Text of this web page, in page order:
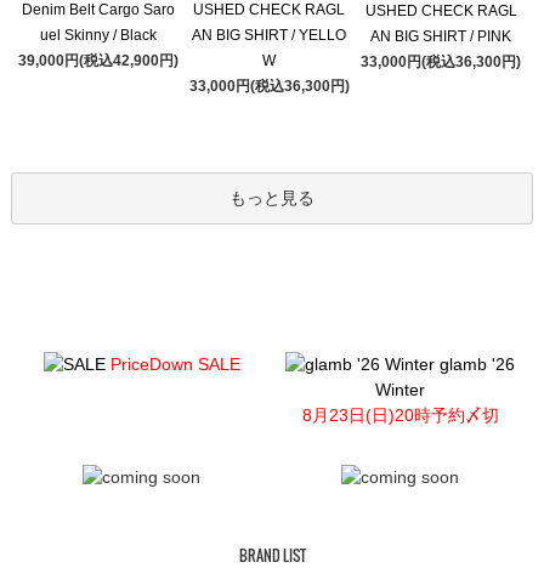
Denim Belt Cargo Saro
uel Skinny / Black
39,000円(税込42,900円)
USHED CHECK RAGL
AN BIG SHIRT / YELLO
W
33,000円(税込36,300円)
USHED CHECK RAGL
AN BIG SHIRT / PINK
33,000円(税込36,300円)
もっと見る
PriceDown SALE
glamb '26
Winter
8月23日(日)20時予約〆切
BRAND LIST